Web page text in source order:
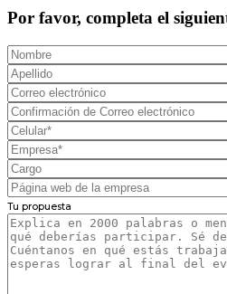
Por favor, completa el
Tu propuesta